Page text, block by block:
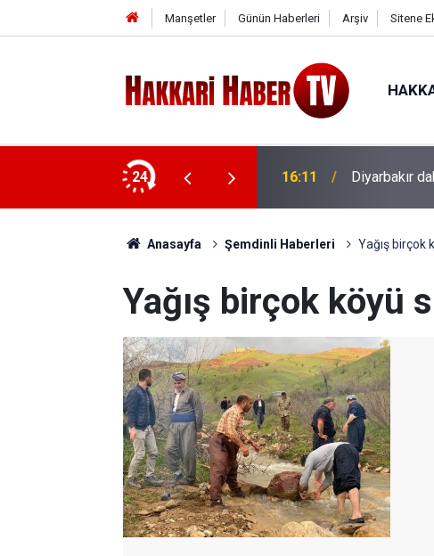
Manşetler Günün Haberleri Arşiv Sitene
24 16:11 Diyarbakır
Anasayfa Şemdinli Haberleri Yağış birçok
Yağış birçok köyü